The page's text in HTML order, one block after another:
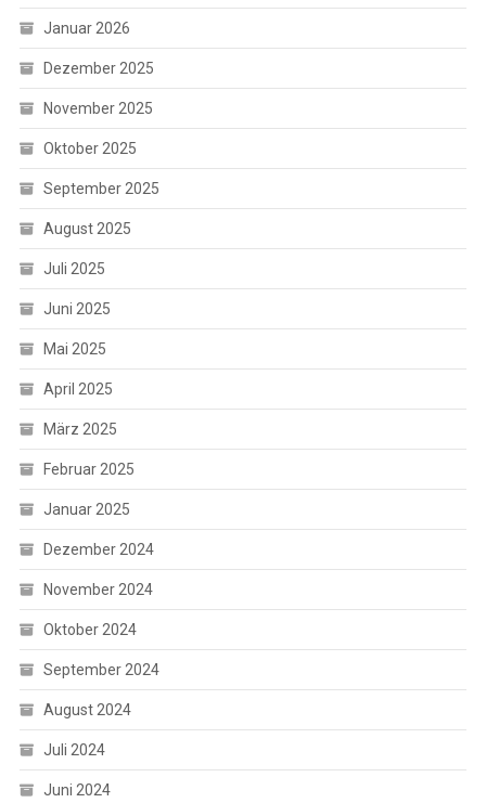
Januar 2026
Dezember 2025
November 2025
Oktober 2025
September 2025
August 2025
Juli 2025
Juni 2025
Mai 2025
April 2025
März 2025
Februar 2025
Januar 2025
Dezember 2024
November 2024
Oktober 2024
September 2024
August 2024
Juli 2024
Juni 2024